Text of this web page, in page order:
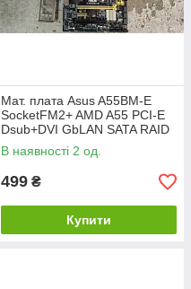
Мат. плата Asus A55BM-E
SocketFM2+ AMD A55 PCI-E
Dsub+DVI GbLAN SATA RAID
MicroATX 2DDR3 №
240805103
В наявності 2 од.
499 ₴
Купити